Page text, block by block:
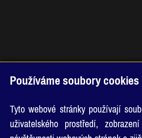
Používáme soubory cookies
Tyto webové stránky používají
uživatelského prostředí,